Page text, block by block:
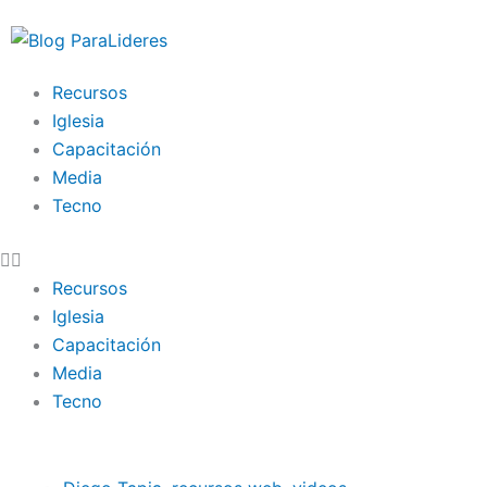
al
Recursos
Iglesia
Capacitación
Media
Tecno
Recursos
Iglesia
Capacitación
Media
Tecno